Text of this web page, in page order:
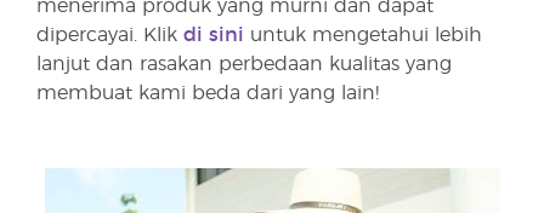
menerima produk yang murni dan dapat
dipercayai. Klik di sini untuk mengetahui lebih
lanjut dan rasakan perbedaan kualitas yang
membuat kami beda dari yang lain!